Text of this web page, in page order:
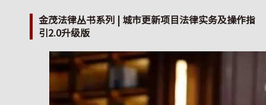
金茂法律丛书系列 | 城市更新项目法律实务及操作指
引2.0升级版